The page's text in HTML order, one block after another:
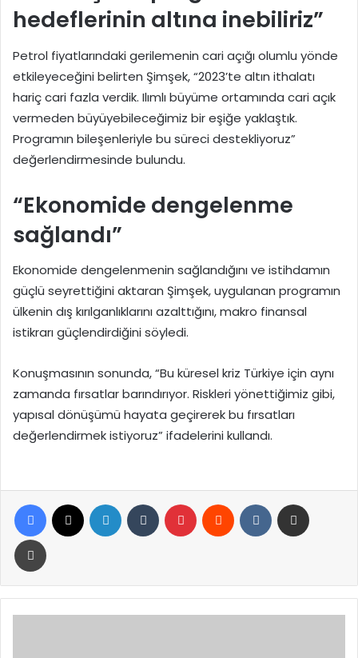
hedeflerinin altına inebiliriz”
Petrol fiyatlarındaki gerilemenin cari açığı olumlu yönde
etkileyeceğini belirten Şimşek, “2023’te altın ithalatı
hariç cari fazla verdik. Ilımlı büyüme ortamında cari açık
vermeden büyüyebileceğimiz bir eşiğe yaklaştık.
Programın bileşenleriyle bu süreci destekliyoruz”
değerlendirmesinde bulundu.
“Ekonomide dengelenme
sağlandı”
Ekonomide dengelenmenin sağlandığını ve istihdamın
güçlü seyrettiğini aktaran Şimşek, uygulanan programın
ülkenin dış kırılganlıklarını azalttığını, makro finansal
istikrarı güçlendirdiğini söyledi.
Konuşmasının sonunda, “Bu küresel kriz Türkiye için aynı
zamanda fırsatlar barındırıyor. Riskleri yönettiğimiz gibi,
yapısal dönüşümü hayata geçirerek bu fırsatları
değerlendirmek istiyoruz” ifadelerini kullandı.
Facebook LinkedIn Tumblr Pinterest Reddit VKontakte
Yazdır